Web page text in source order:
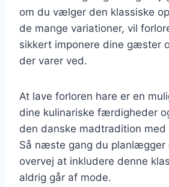
om du vælger den klassiske
de mange variationer, vil
sikkert imponere dine gæster
der varer ved.
At lave forloren hare er en
dine kulinariske færdigheder
den danske madtradition
Så næste gang du planlægger
overvej at inkludere denne
aldrig går af mode.